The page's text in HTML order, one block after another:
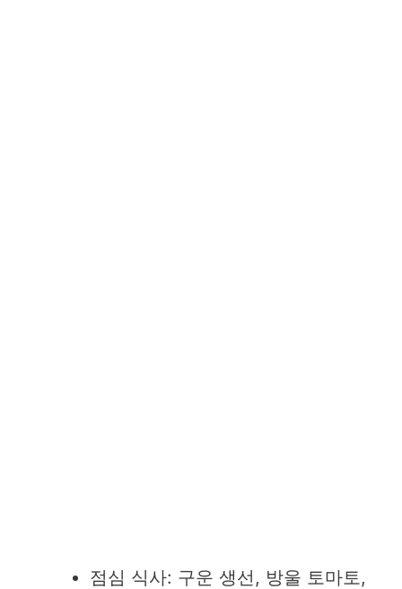
점심 식사: 구운 생선, 방울 토마토,